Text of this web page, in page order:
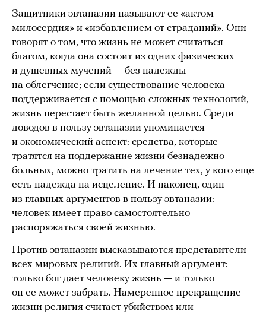
Защитники эвтаназии называют ее «актом
милосердия» и «избавлением от страданий». Они
говорят о том, что жизнь не может считаться
благом, когда она состоит из одних физических
и душевных мучений — без надежды
на облегчение; если существование человека
поддерживается с помощью сложных технологий,
жизнь перестает быть желанной целью. Среди
доводов в пользу эвтаназии упоминается
и экономический аспект: средства, которые
тратятся на поддержание жизни безнадежно
больных, можно тратить на лечение тех, у кого еще
есть надежда на исцеление. И наконец, один
из главных аргументов в пользу эвтаназии:
человек имеет право самостоятельно
распоряжаться своей жизнью.
Против эвтаназии высказываются представители
всех мировых религий. Их главный аргумент:
только бог дает человеку жизнь — и только
он ее может забрать. Намеренное прекращение
жизни религия считает убийством или